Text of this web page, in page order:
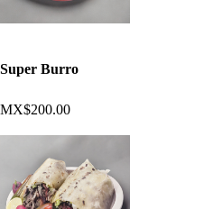
Super Burro
MX$200.00